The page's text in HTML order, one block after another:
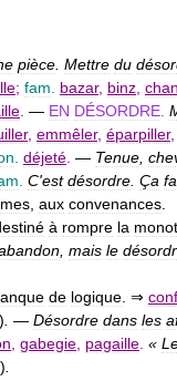
pièce Mettre du
; fam bazar, binz
— EN DÉSORDRE
, emmêler, éparpiller,
déjeté — Tenue
C'est désordre Ça
aux convenances
à rompre la
mais le
de logique . ⇒
) — Désordre dans les
gabegie pagaille «
)